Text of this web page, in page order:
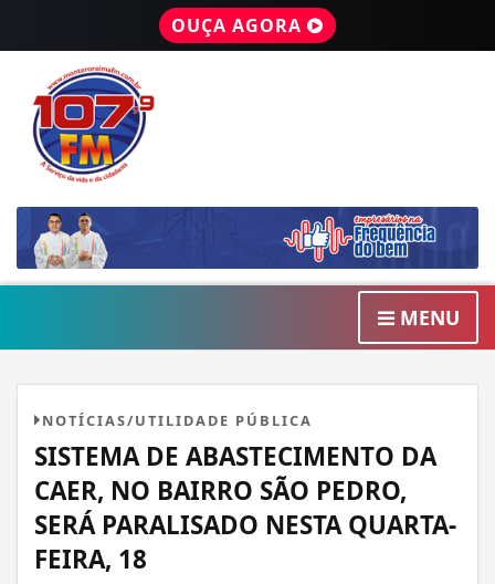
OUÇA AGORA
MENU
NOTÍCIAS/UTILIDADE PÚBLICA
SISTEMA DE ABASTECIMENTO DA
CAER, NO BAIRRO SÃO PEDRO,
SERÁ PARALISADO NESTA QUARTA-
FEIRA, 18